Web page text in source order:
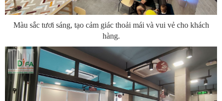
Màu sắc tươi sáng, tạo cảm giác thoải mái và vui vẻ cho khách
hàng.